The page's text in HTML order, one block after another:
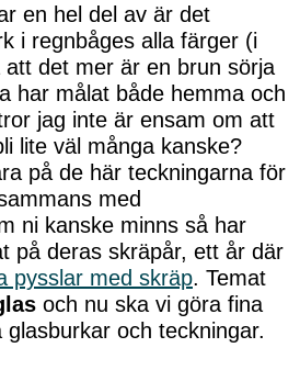
en hel del av är det
i regnbåges alla färger (i
att det mer är en brun sörja
har målat både hemma och
jag inte är ensam om att
lite väl många kanske?
på de här teckningarna för
med
ni kanske minns så har
på deras skräpår, ett år där
pysslar med skräp. Temat
och nu ska vi göra fina
och teckningar.